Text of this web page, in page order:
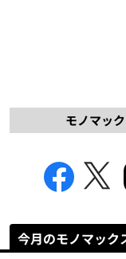
モノマッ
今月のモノマック